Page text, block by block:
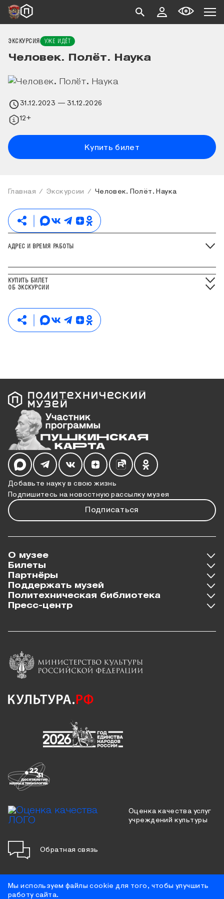
ЭКСКУРСИЯ УЖЕ ИДЁТ
Человек. Полёт. Наука
31.12.2023 — 31.12.2026
12+
Купить билет
Главная Экскурсии Человек. Полёт. Наука
ОБ ЭКСКУРСИИ
АДРЕС И ВРЕМЯ РАБОТЫ
КУПИТЬ БИЛЕТ
Добавьте науку в свою жизнь
Подпишитесь на новостную рассылку музея
Подписаться
Мы в социальных сетях
О музее
Билеты
Партнёры
Поддержать музей
Политехническая библиотека
Пресс-центр
Оценка качества услуг
учреждений культуры
Обратная связь
Мы используем файлы cookie для того, чтобы улучшить
работу сайта.